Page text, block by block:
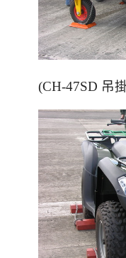
(CH-47SD 吊